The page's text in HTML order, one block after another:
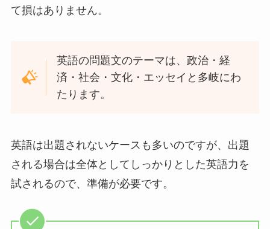
て損はありません。
英語の問題文のテーマは、政治・経
済・社会・文化・エッセイと多岐にわ
たります。
英語は出題されないケースも多いのですが、出題
される場合は全体としてしっかりとした英語力を
試されるので、準備が必要です。